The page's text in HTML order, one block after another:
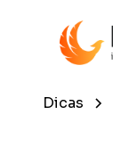
Dicas